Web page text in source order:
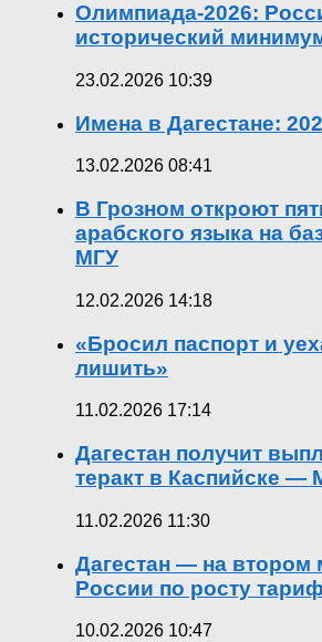
Олимпиада-2026:
исторический
23.02.2026 10:39
Имена в Дагестане:
13.02.2026 08:41
В Грозном откроют
арабского языка на
МГУ
12.02.2026 14:18
«Бросил паспорт и
лишить»
11.02.2026 17:14
Дагестан получит
теракт в Каспийске —
11.02.2026 11:30
Дагестан — на втором
России по росту
10.02.2026 10:47